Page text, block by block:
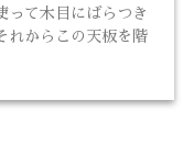
って木目にばらつき
れからこの天板を階